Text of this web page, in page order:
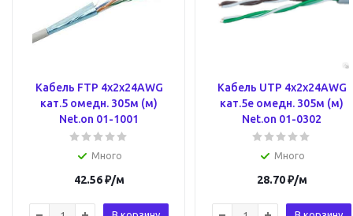
Кабель FTP 4х2х24AWG
кат.5 омедн. 305м (м)
Net.on 01-1001
Много
42.56₽/м
Кабель UTP 4х2х24AWG
кат.5e омедн. 305м (м)
Net.on 01-0302
Много
28.70₽/м